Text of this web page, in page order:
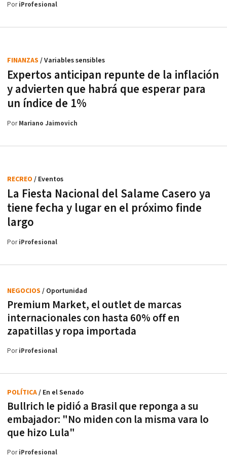
PoriProfesional
Expertos anticipan repunte de la inflación
y advierten que habrá que esperar para
un índice de 1%
FINANZAS / Variables sensibles
PorMariano Jaimovich
La Fiesta Nacional del Salame Casero ya
tiene fecha y lugar en el próximo finde
largo
RECREO / Eventos
PoriProfesional
Premium Market, el outlet de marcas
internacionales con hasta 60% off en
zapatillas y ropa importada
NEGOCIOS / Oportunidad
PoriProfesional
Bullrich le pidió a Brasil que reponga a su
embajador: "No miden con la misma vara lo
que hizo Lula"
POLÍTICA/ En el Senado
PoriProfesional